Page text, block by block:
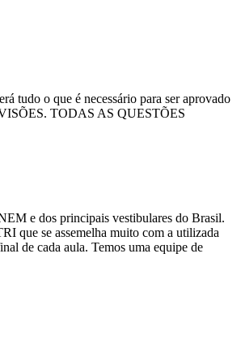
tudo o que é necessário para ser aprovado
TODAS AS QUESTÕES
e dos principais vestibulares do Brasil.
se assemelha muito com a utilizada
de cada aula. Temos uma equipe de